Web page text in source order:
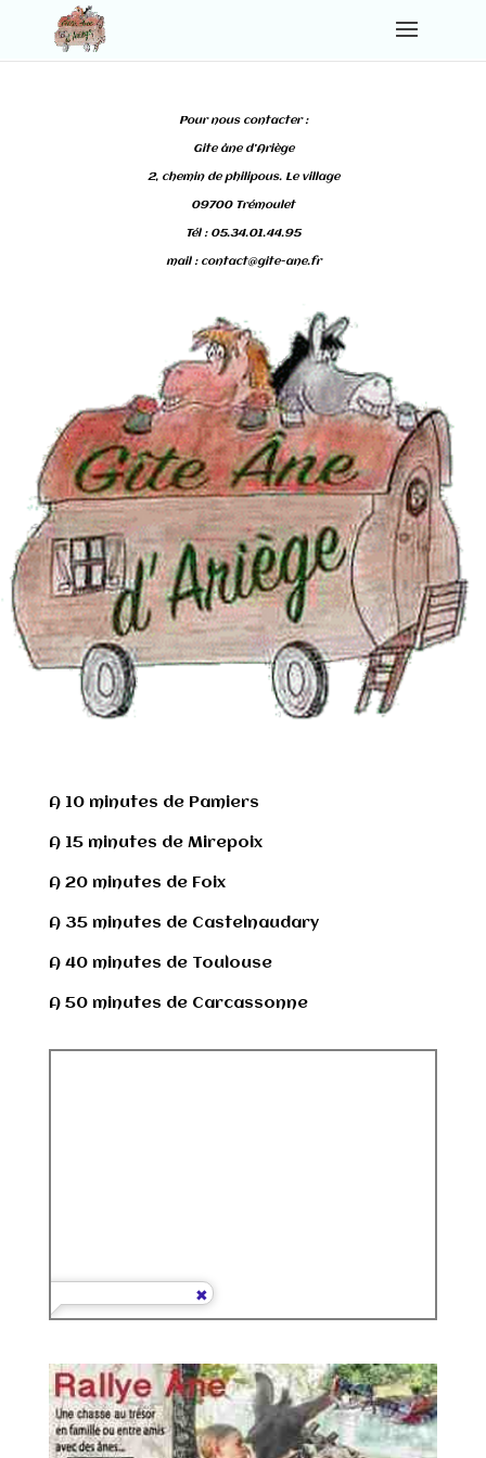
Pour nous contacter :
Gite âne d’Ariège
2, chemin de philipous. Le village
09700 Trémoulet
Tél : 05.34.01.44.95
mail : contact@gite-ane.fr
A 10 minutes de Pamiers
A 15 minutes de Mirepoix
A 20 minutes de Foix
A 35 minutes de Castelnaudary
A 40 minutes de Toulouse
A 50 minutes de Carcassonne